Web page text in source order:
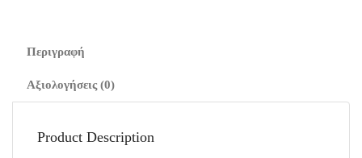
Περιγραφή
Αξιολογήσεις (0)
Product Description